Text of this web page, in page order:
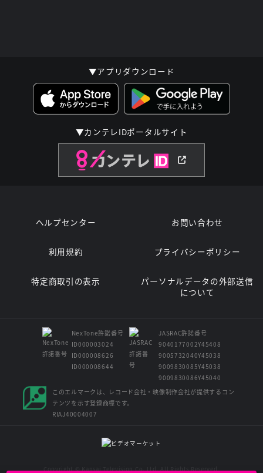
▼アプリダウンロード
▼カンテレIDポータルサイト
ヘルプセンター お問い合わせ
利用規約 プライバシーポリシー
特定商取引の表示
パーソナルデータの外部送信
について
NexTone許諾番号
ID000003024
ID000008626
ID000008644
JASRAC許諾番号
9040177002Y45408
9005732040Y45038
9009830085Y45038
9009830086Y45040
このエルマークは、レコード会社・映像制作会社が提供するコン
テンツを示す登録商標です。
RIAJ40004007
Copyright © Kansai Television Co. Ltd. All Rights Reserved.